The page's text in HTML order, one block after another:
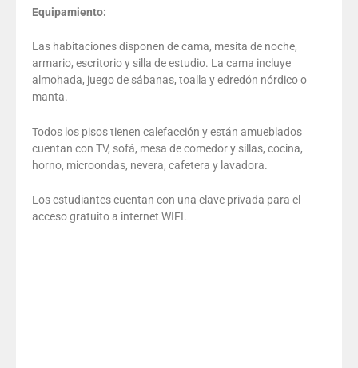
Equipamiento:
Las habitaciones disponen de cama, mesita de noche,
armario, escritorio y silla de estudio. La cama incluye
almohada, juego de sábanas, toalla y edredón nórdico o
manta.
Todos los pisos tienen calefacción y están amueblados
cuentan con TV, sofá, mesa de comedor y sillas, cocina,
horno, microondas, nevera, cafetera y lavadora.
Los estudiantes cuentan con una clave privada para el
acceso gratuito a internet WIFI.